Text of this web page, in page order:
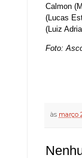
Calmon
(Lucas
(Luiz
Foto:
às março